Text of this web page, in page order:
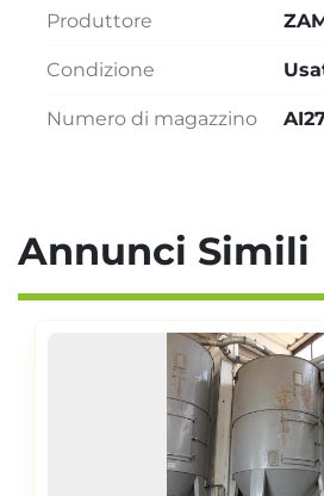
Produttore
Condizione
Numero di magazzino
Annunci Simili